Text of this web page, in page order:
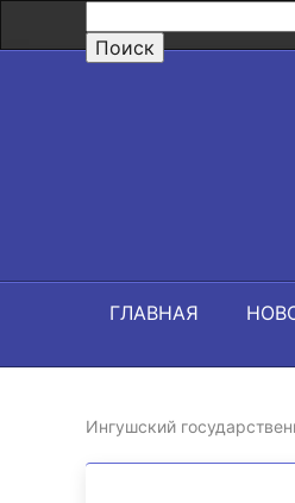
ГЛАВНАЯ
Ингушский